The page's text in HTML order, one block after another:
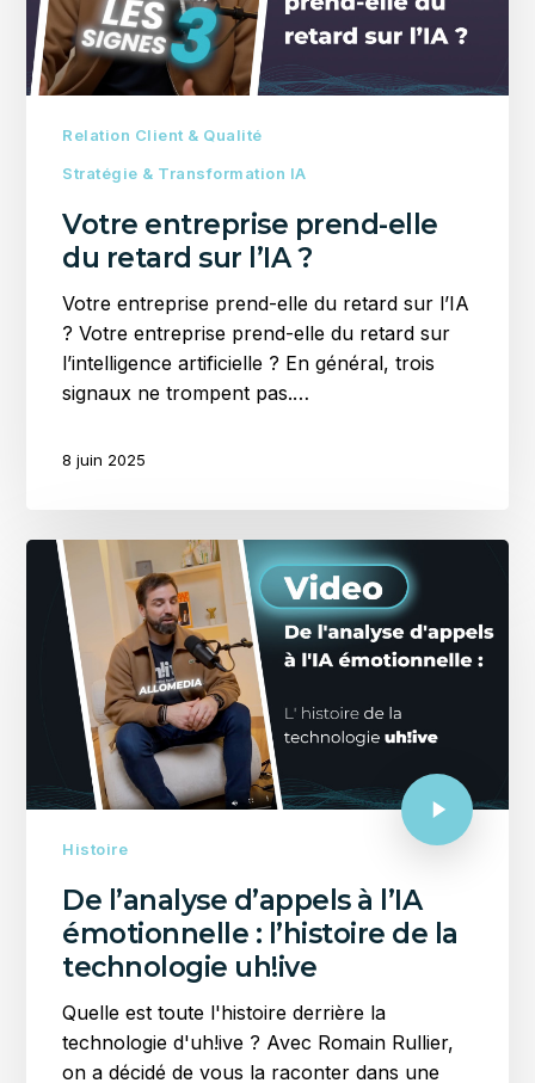
sur
l’IA
?
Relation Client & Qualité
Stratégie & Transformation IA
Votre entreprise prend-elle
du retard sur l’IA ?
Votre entreprise prend-elle du retard sur l’IA
? Votre entreprise prend-elle du retard sur
l’intelligence artificielle ? En général, trois
signaux ne trompent pas.…
8 juin 2025
Histoire
De l’analyse d’appels à l’IA
émotionnelle : l’histoire de la
technologie uh!ive
Quelle est toute l'histoire derrière la
technologie d'uh!ive ? Avec Romain Rullier,
on a décidé de vous la raconter dans une